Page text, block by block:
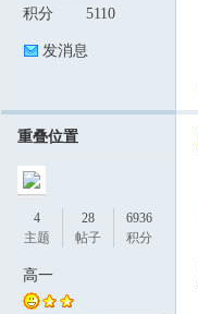
积分 5110
发消息
重叠位置
4
主题
28
帖子
6936
积分
高一